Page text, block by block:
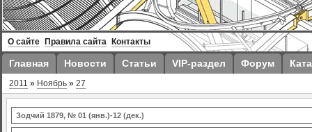
О сайте Правила сайта Контакты
Главная Новости Статьи VIP-раздел Форум
2011 » Ноябрь » 27
Зодчий 1879, № 01 (янв.)-12 (дек.)